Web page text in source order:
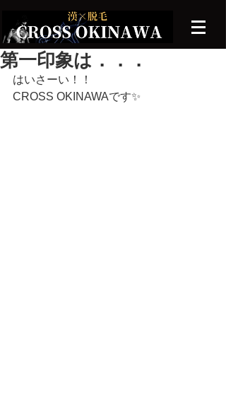
第一印象は．．．
はいさーい！！
CROSS OKINAWAです✨